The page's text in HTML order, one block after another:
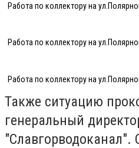
Работа по коллектору на
Работа по коллектору на
Работа по коллектору на
Также ситуацию
генеральный
"Славгорводоканал".